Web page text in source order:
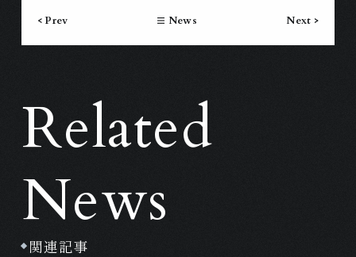
< Prev News Next >
Related
News
関連記事